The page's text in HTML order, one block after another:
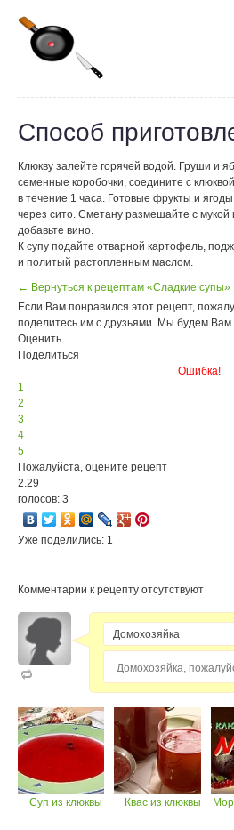
Способ
Клюкву залейте горячей водой. Груши и
семенные коробочки, соедините с
в течение 1 часа. Готовые фрукты и
через сито. Сметану размешайте с мукой
добавьте вино.
К супу подайте отварной картофель,
и политый растопленным маслом.
← Вернуться к рецептам «Сладкие супы»
Если Вам понравился этот рецепт,
поделитесь им с друзьями. Мы будем Вам
Оценить
Поделиться
Ошибка!
1
2
3
4
5
Пожалуйста, оцените рецепт
2.29
голосов: 3
Уже поделились: 1
Комментарии к рецепту отсутствуют
Суп из клюквы Квас из клюквы